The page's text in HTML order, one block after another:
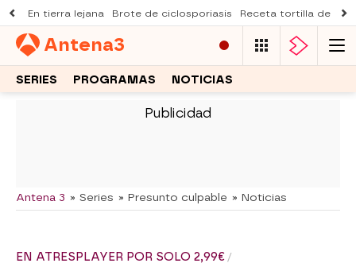
En tierra lejana Brote de ciclosporiasis Receta tortilla de
Antena3
SERIES PROGRAMAS NOTICIAS
Antena 3 » Series » Presunto culpable » Noticias
EN ATRESPLAYER POR SOLO 2,99€